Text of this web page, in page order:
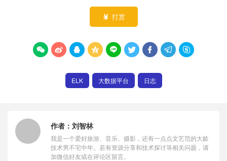
 打赏
        
ELK 大数据平台 日志
作者： 刘智林
我是一个爱好旅游、音乐、摄影，还有一点点文艺范的大龄
技术男不宅中年。若有资源分享和技术探讨等相关问题，请
加微信好友或在评论区留言。